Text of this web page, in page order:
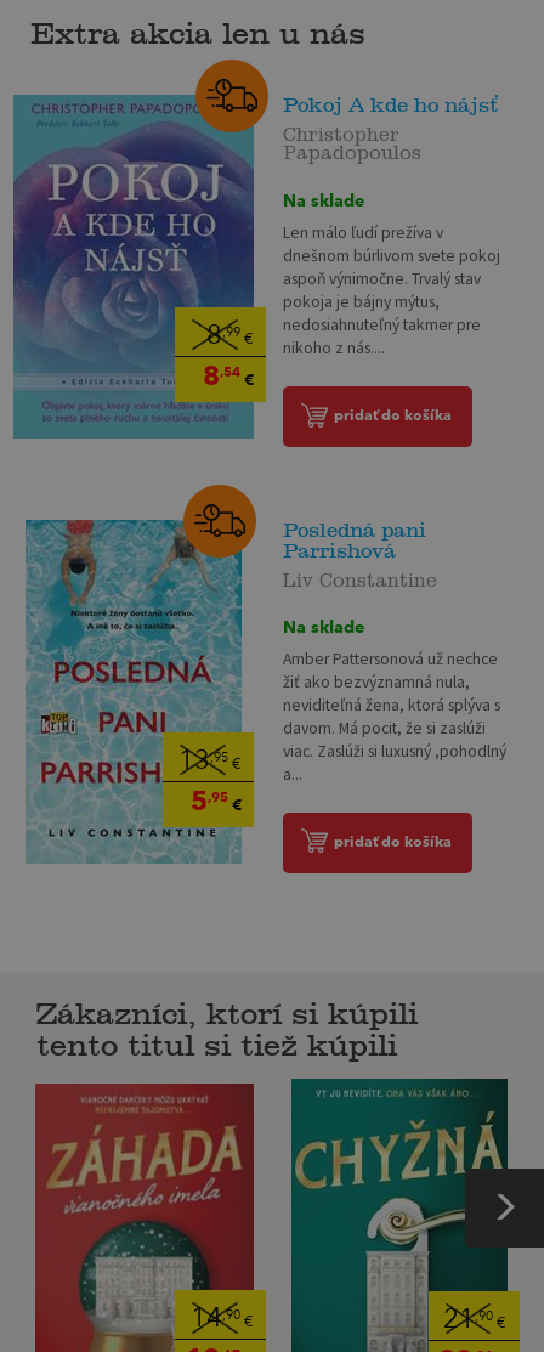
Extra akcia len u nás
8,99 €
8,54€
Pokoj A kde ho nájsť
Christopher
Papadopoulos
Na sklade
Len málo ľudí prežíva v
dnešnom búrlivom svete pokoj
aspoň výnimočne. Trvalý stav
pokoja je bájny mýtus,
nedosiahnuteľný takmer pre
nikoho z nás....
pridať do košíka
13,95€
5,95€
Posledná pani
Parrishová
Liv Constantine
Na sklade
Amber Pattersonová už nechce
žiť ako bezvýznamná nula,
neviditeľná žena, ktorá splýva s
davom. Má pocit, že si zaslúži
viac. Zaslúži si luxusný ,pohodlný
a...
pridať do košíka
Zákazníci, ktorí si kúpili
tento titul si tiež kúpili
14,90€ 21,90 €